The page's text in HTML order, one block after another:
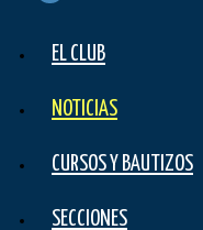
EL CLUB
NOTICIAS
CURSOS Y BAUTIZOS
SECCIONES